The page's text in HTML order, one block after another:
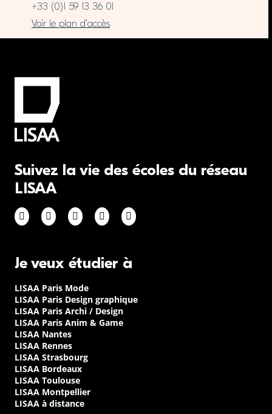
+33 (0)1 59 13 36 01
Voir le plan d’accès
Suivez la vie des écoles du réseau
LISAA
Je veux étudier à
LISAA Paris Mode
LISAA Paris Design graphique
LISAA Paris Archi / Design
LISAA Paris Anim & Game
LISAA Nantes
LISAA Rennes
LISAA Strasbourg
LISAA Bordeaux
LISAA Toulouse
LISAA Montpellier
LISAA à distance